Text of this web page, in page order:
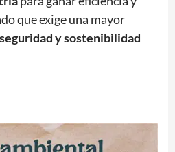
que exige una mayor
y sostenibilidad